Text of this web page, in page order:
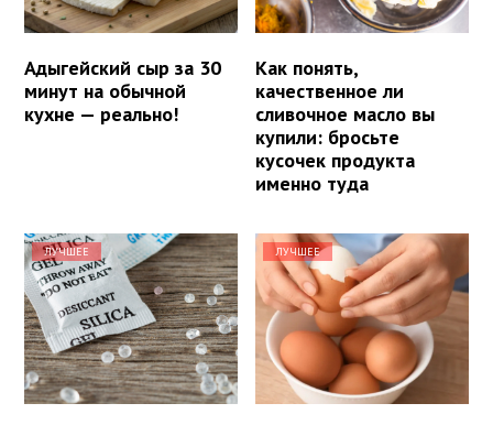
Адыгейский сыр за 30
минут на обычной
кухне — реально!
Как понять,
качественное ли
сливочное масло вы
купили: бросьте
кусочек продукта
именно туда
ЛУЧШЕЕ ЛУЧШЕЕ